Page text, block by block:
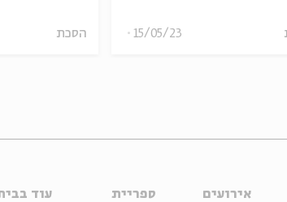
הסכת 15/05/23
אירועים
ספריית
עוד